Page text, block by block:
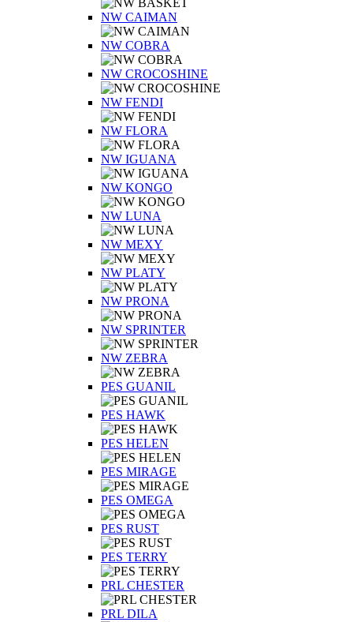
NW CAIMAN
NW COBRA
NW CROCOSHINE
NW FENDI
NW FLORA
NW IGUANA
NW KONGO
NW LUNA
NW MEXY
NW PLATY
NW PRONA
NW SPRINTER
NW ZEBRA
PES GUANIL
PES HAWK
PES HELEN
PES MIRAGE
PES OMEGA
PES RUST
PES TERRY
PRL CHESTER
PRL DILA